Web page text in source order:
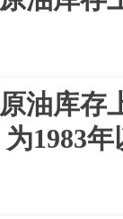
油库存
1983